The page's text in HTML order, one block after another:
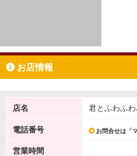
お店情報
店名 君とふわふ
電話番号 お問合せは「
営業時間